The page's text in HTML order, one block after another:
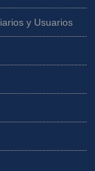
y Usuarios